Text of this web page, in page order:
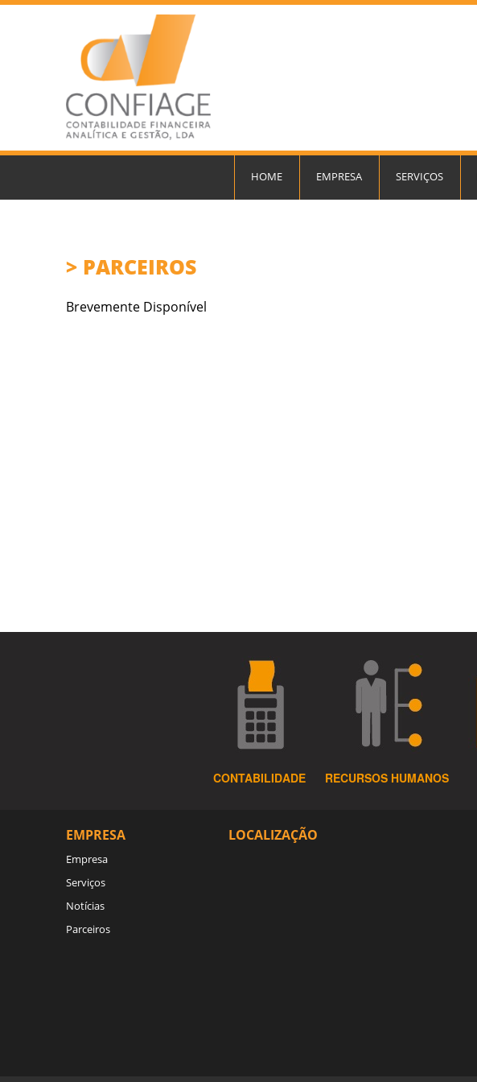
HOME EMPRESA SERVIÇOS
PARCEIROS
Brevemente Disponível
CONTABILIDADE RECURSOS HUMANOS
EMPRESA
Empresa
Serviços
Notícias
Parceiros
LOCALIZAÇÃO